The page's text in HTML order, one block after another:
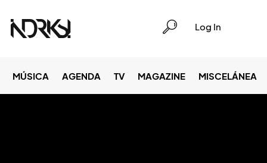
Log In
MÚSICA AGENDA TV MAGAZINE MISCELÁNEA